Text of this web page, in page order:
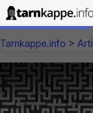
Tarnkappe.info >